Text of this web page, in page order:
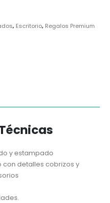
, Escritorio, Regalos Premium
y estampado
con detalles cobrizos y